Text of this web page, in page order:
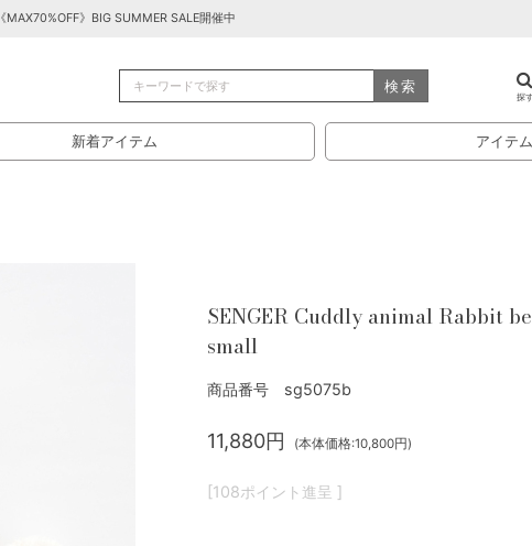
《MAX70%OFF》BIG SUMMER SALE開催中
検索
探
新着アイテム アイテ
SENGER Cuddly animal Rabbit
small
商品番号 sg5075b
11,880円 (本体価格:10,800円)
[108ポイント進呈 ]